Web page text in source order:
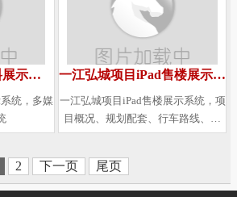
中共“一大”革命史料展示系统
统，多媒
一江弘城项目iPad售楼展示系统
一江弘城项目iPad售楼展示系统，项
目概况、规划配套、行车路线、楼
2 下一页 尾页